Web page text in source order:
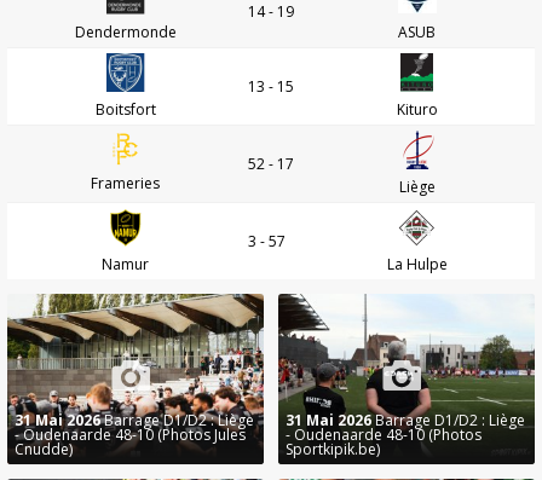
Dendermonde
14 - 19
ASUB
Boitsfort
13 - 15
Kituro
Frameries
52 - 17
Liège
Namur
3 - 57
La Hulpe
31 Mai 2026Barrage D1/D2 : Liège
- Oudenaarde 48-10 (Photos Jules
Cnudde)
31 Mai 2026Barrage D1/D2 : Liège
- Oudenaarde 48-10 (Photos
Sportkipik.be)